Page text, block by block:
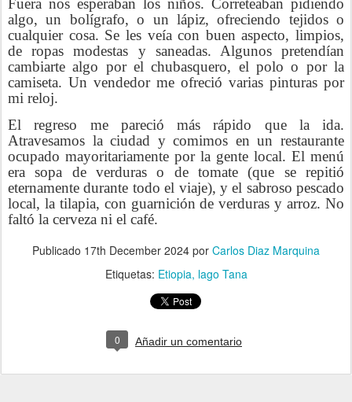
Fuera nos esperaban los niños. Correteaban pidiendo
algo, un bolígrafo, o un lápiz, ofreciendo tejidos o
cualquier cosa. Se les veía con buen aspecto, limpios,
de ropas modestas y saneadas. Algunos pretendían
cambiarte algo por el chubasquero, el polo o por la
camiseta. Un vendedor me ofreció varias pinturas por
mi reloj.
El regreso me pareció más rápido que la ida.
Atravesamos la ciudad y comimos en un restaurante
ocupado mayoritariamente por la gente local. El menú
era sopa de verduras o de tomate (que se repitió
eternamente durante todo el viaje), y el sabroso pescado
local, la tilapia, con guarnición de verduras y arroz. No
faltó la cerveza ni el café.
Publicado 17th December 2024 por Carlos Diaz Marquina
Etiquetas: Etiopia lago Tana
0 Añadir un comentario